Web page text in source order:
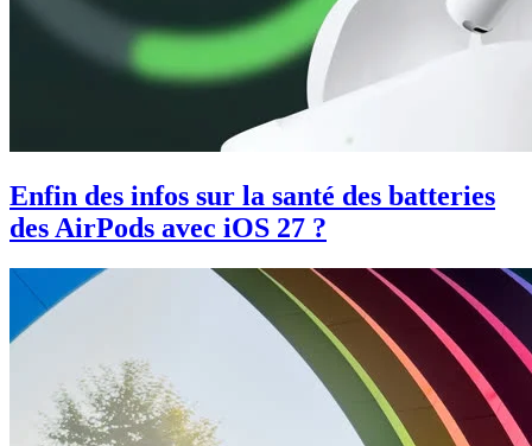
Enfin des infos sur la santé des batteries
des AirPods avec iOS 27 ?